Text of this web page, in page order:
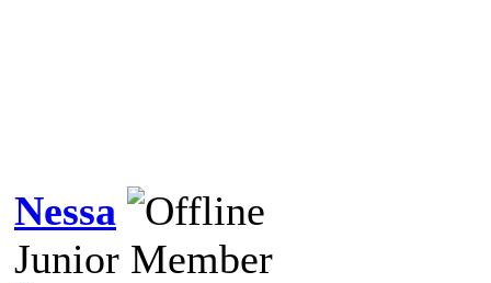
Nessa
Junior Member